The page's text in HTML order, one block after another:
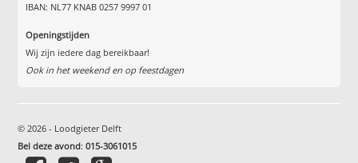
IBAN: NL77 KNAB 0257 9997 01
Openingstijden
Wij zijn iedere dag bereikbaar!
Ook in het weekend en op feestdagen
© 2026 - Loodgieter Delft
Bel deze avond:015-3061015